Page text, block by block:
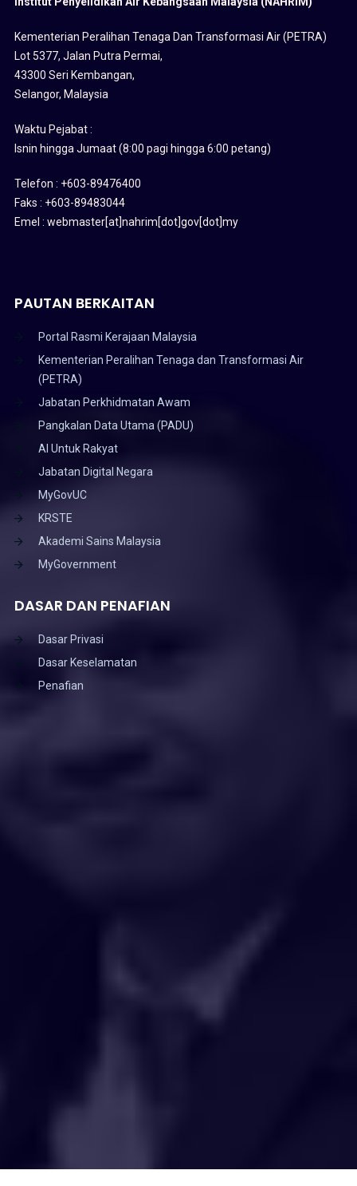
Kementerian Peralihan Tenaga Dan Transformasi Air (PETRA)
Lot 5377, Jalan Putra Permai,
43300 Seri Kembangan,
Selangor, Malaysia
Waktu Pejabat :
Isnin hingga Jumaat (8:00 pagi hingga 6:00 petang)
Telefon : +603-89476400
Faks : +603-89483044
Emel : webmaster[at]nahrim[dot]gov[dot]my
PAUTAN BERKAITAN
Portal Rasmi Kerajaan Malaysia
Kementerian Peralihan Tenaga dan Transformasi Air
(PETRA)
Jabatan Perkhidmatan Awam
Pangkalan Data Utama (PADU)
AI Untuk Rakyat
Jabatan Digital Negara
MyGovUC
KRSTE
Akademi Sains Malaysia
MyGovernment
DASAR DAN PENAFIAN
Dasar Privasi
Dasar Keselamatan
Penafian